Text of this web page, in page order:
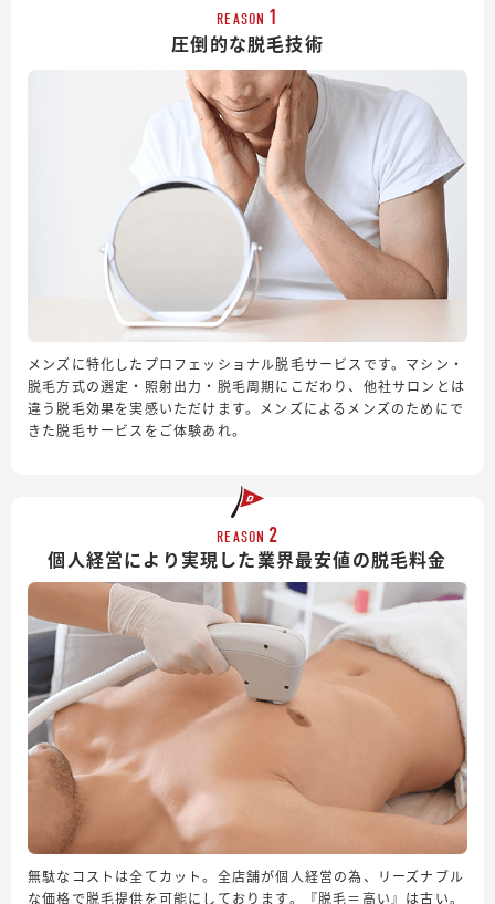
REASON 1
圧倒的な脱毛技術
メンズに特化したプロフェッショナル脱毛サービスです。マシン・
脱毛方式の選定・照射出力・脱毛周期にこだわり、他社サロンとは
違う脱毛効果を実感いただけます。メンズによるメンズのためにで
きた脱毛サービスをご体験あれ。
REASON 2
個人経営により実現した業界最安値の脱毛料金
無駄なコストは全てカット。全店舗が個人経営の為、リーズナブル
な価格で脱毛提供を可能にしております。『脱毛＝高い』は古い。